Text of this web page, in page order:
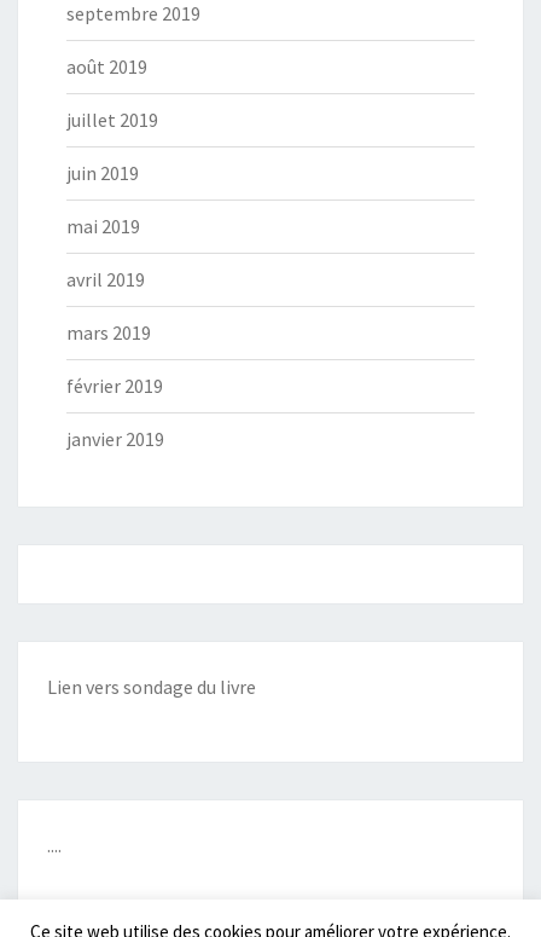
septembre 2019
août 2019
juillet 2019
juin 2019
mai 2019
avril 2019
mars 2019
février 2019
janvier 2019
Lien vers sondage du livre
....
Ce site web utilise des cookies pour améliorer votre expérience.